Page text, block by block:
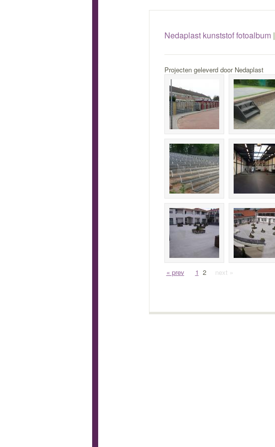
Nedaplast kunststof fotoalbum|
Projecten geleverd door Nedaplast
« prev 1 2 next »